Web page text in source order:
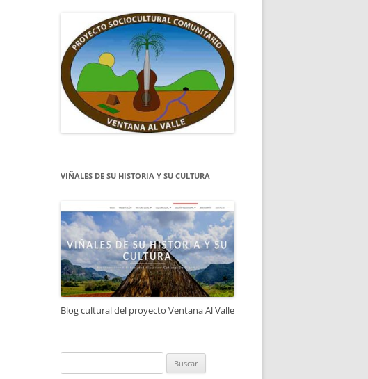
VIÑALES DE SU HISTORIA Y SU CULTURA
Blog cultural del proyecto Ventana Al Valle